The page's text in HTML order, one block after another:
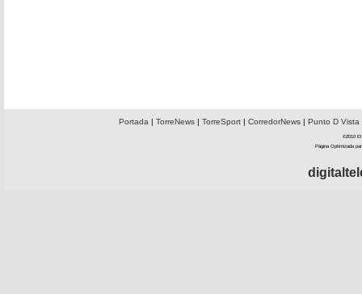
Portada | TorreNews| TorreSport| CorredorNews| Punto D Vista
©2010 El
Página Optimizada